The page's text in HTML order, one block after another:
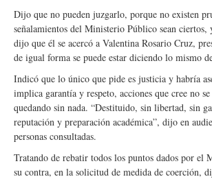
Dijo que no pueden juzgarlo, porque no existen
señalamientos del Ministerio Público sean ciertos,
dijo que él se acercó a Valentina Rosario Cruz,
de igual forma se puede estar diciendo lo mismo
Indicó que lo único que pide es justicia y habría
implica garantía y respeto, acciones que cree no
quedando sin nada. “Destituido, sin libertad, sin
reputación y preparación académica”, dijo en
personas consultadas.
Tratando de rebatir todos los puntos dados por el
su contra, en la solicitud de medida de coerción,